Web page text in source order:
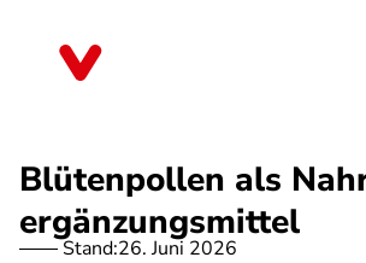
Blütenpollen als
ergänzungsmittel
Stand:26. Juni 2026